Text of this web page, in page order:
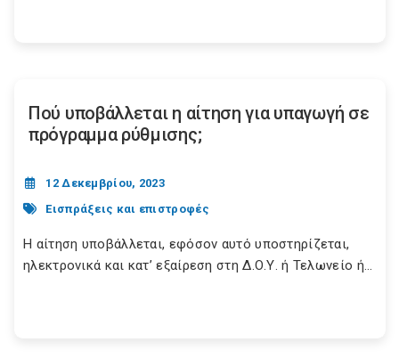
Πού υποβάλλεται η αίτηση για υπαγωγή σε
πρόγραμμα ρύθμισης;
12 Δεκεμβρίου, 2023
Εισπράξεις και επιστροφές
Η αίτηση υποβάλλεται, εφόσον αυτό υποστηρίζεται,
ηλεκτρονικά και κατ’ εξαίρεση στη Δ.Ο.Υ. ή Τελωνείο ή...